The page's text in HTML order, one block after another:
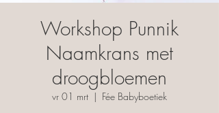
Workshop Punnik
Naamkrans met
droogbloemen
vr 01 mrt
  |
Fée Babyboetiek